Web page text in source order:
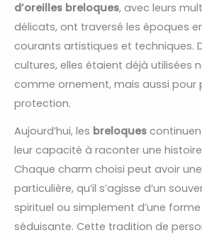
d’oreilles breloques, avec leurs
délicats, ont traversé les époques
courants artistiques et techniques.
cultures, elles étaient déjà utilisées
comme ornement, mais aussi pour
protection.
Aujourd’hui, les breloques
leur capacité à raconter une
Chaque charm choisi peut avoir
particulière, qu’il s’agisse d’un
spirituel ou simplement d’une
séduisante. Cette tradition de